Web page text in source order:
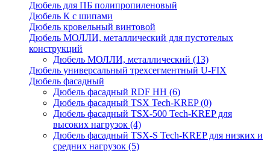
Дюбель для ПБ полипропиленовый
Дюбель К с шипами
Дюбель кровельный винтовой
Дюбель МОЛЛИ, металлический для пустотелых
конструкций
Дюбель МОЛЛИ, металлический (13)
Дюбель универсальный трехсегментный U-FIX
Дюбель фасадный
Дюбель фасадный RDF НН (6)
Дюбель фасадный TSX Tech-KREP(0)
Дюбель фасадный TSX-500 Tech-KREP для
высоких нагрузок (4)
Дюбель фасадный TSX-S Tech-KREP для низких и
средних нагрузок (5)